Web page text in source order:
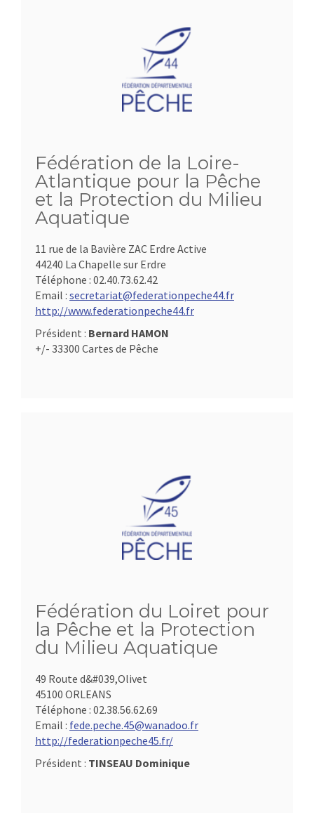
Fédération de la Loire-
Atlantique pour la Pêche
et la Protection du Milieu
Aquatique
11 rue de la Bavière ZAC Erdre Active
44240 La Chapelle sur Erdre
Téléphone : 02.40.73.62.42
Email : secretariat@federationpeche44.fr
http://www.federationpeche44.fr
Président : Bernard HAMON
+/- 33300 Cartes de Pêche
Fédération du Loiret pour
la Pêche et la Protection
du Milieu Aquatique
49 Route d&#039,Olivet
45100 ORLEANS
Téléphone : 02.38.56.62.69
Email : fede.peche.45@wanadoo.fr
http://federationpeche45.fr/
Président : TINSEAU Dominique